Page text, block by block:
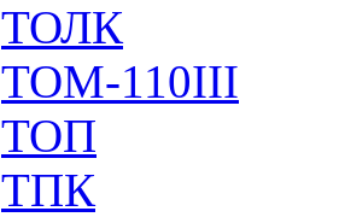
ТОЛК
ТОМ-110III
ТОП
ТПК